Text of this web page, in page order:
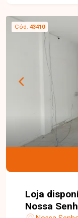
Cód. 43410
Loja
Nossa